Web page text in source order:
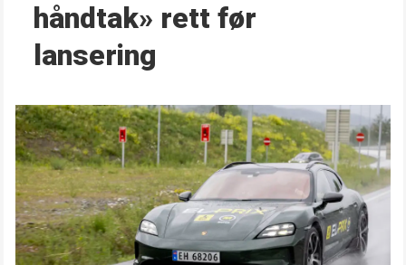
håndtak» rett før
lansering